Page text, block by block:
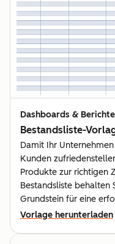
Dashboards &
Bestandsliste-
Damit Ihr
Kunden
Produkte zur richtigen
Bestandsliste behalten
Grundstein für eine
Vorlage herunterladen